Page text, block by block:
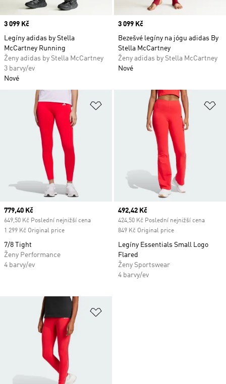
Price
3 099 Kč
Legíny adidas by Stella
McCartney Running
Ženy adidas by Stella McCartney
3 barvy/ev
Nové
Price
3 099 Kč
Bezešvé legíny na jógu adidas By
Stella McCartney
Ženy adidas by Stella McCartney
Nové
Přidat do seznamu přání
Current price
779,40 Kč
649,50 Kč Poslední nejnižší cena
1 299 Kč Original price
7/8 Tight
Ženy Performance
4 barvy/ev
Current price
492,42 Kč
424,50 Kč Poslední nejnižší cena
849 Kč Original price
Legíny Essentials Small Logo
Flared
Ženy Sportswear
4 barvy/ev